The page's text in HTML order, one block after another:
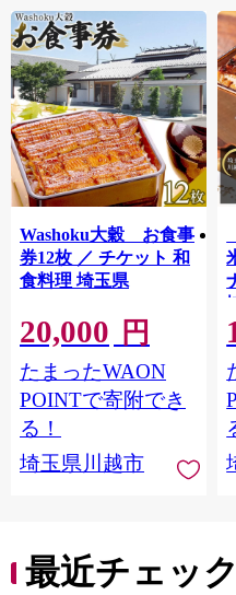
Washoku大穀 お食事
券12枚 ／ チケット 和
食料理 埼玉県
20,000 円
たまったWAON
POINTで寄附でき
る！
埼玉県川越市
最近チェッ